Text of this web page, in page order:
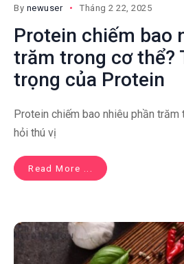
By newuser Tháng 2 22, 2025
Protein chiếm bao
trăm trong cơ thể?
trọng của Protein
Protein chiếm bao nhiêu phần trăm
hỏi thú vị
Read More ...